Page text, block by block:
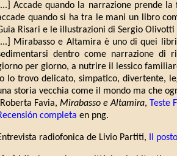
Accade quando la narrazione prende
quando si ha tra le mani un libro
Risari e le illustrazioni di Sergio
Mirabasso e Altamira è uno di quei
dentro come narrazione di
per giorno, a nutrire il lessico
lo trovo delicato, simpatico, divertente,
storia vecchia come il mondo ma che
Favia, Mirabasso e Altamira, Teste
completa en png.
radiofonica de Livio Partiti, Il